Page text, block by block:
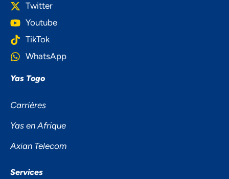
Twitter
Youtube
TikTok
WhatsApp
Yas Togo
Carrières
Yas en Afrique
Axian Telecom
Services
NOUS ACCORDONS DE